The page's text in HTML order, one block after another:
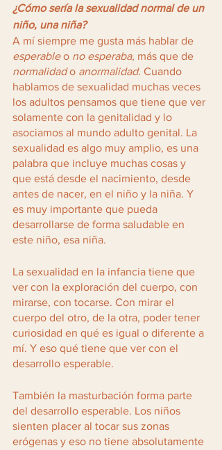
¿Cómo sería la sexualidad normal de un
niño, una niña?
A mí siempre me gusta más hablar de
esperable o no esperaba, más que de
normalidad o anormalidad. Cuando
hablamos de sexualidad muchas veces
los adultos pensamos que tiene que ver
solamente con la genitalidad y lo
asociamos al mundo adulto genital. La
sexualidad es algo muy amplio, es una
palabra que incluye muchas cosas y
que está desde el nacimiento, desde
antes de nacer, en el niño y la niña. Y
es muy importante que pueda
desarrollarse de forma saludable en
este niño, esa niña.
La sexualidad en la infancia tiene que
ver con la exploración del cuerpo, con
mirarse, con tocarse. Con mirar el
cuerpo del otro, de la otra, poder tener
curiosidad en qué es igual o diferente a
mí. Y eso qué tiene que ver con el
desarrollo esperable.
También la masturbación forma parte
del desarrollo esperable. Los niños
sienten placer al tocar sus zonas
erógenas y eso no tiene absolutamente